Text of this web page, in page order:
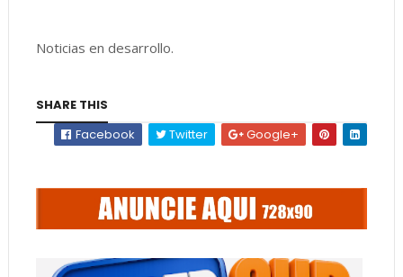
Noticias en desarrollo.
SHARE THIS
Facebook
Twitter Google+